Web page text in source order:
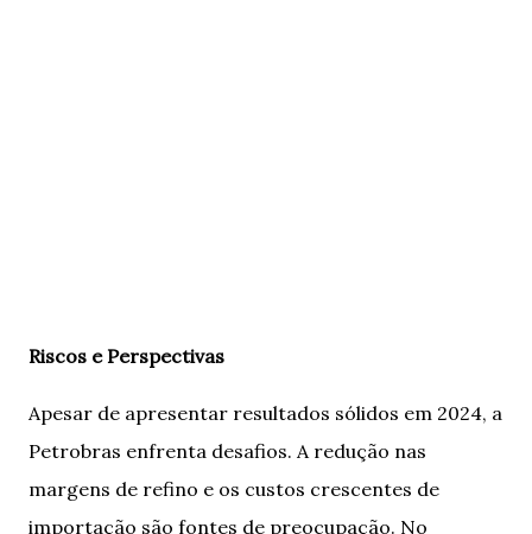
Riscos e Perspectivas
Apesar de apresentar resultados sólidos em 2024, a
Petrobras enfrenta desafios. A redução nas
margens de refino e os custos crescentes de
importação são fontes de preocupação. No